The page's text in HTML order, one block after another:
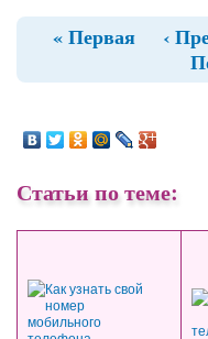
« Первая
‹
Статьи по теме: